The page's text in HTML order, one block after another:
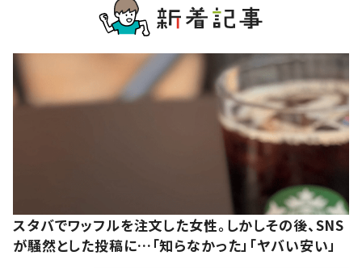
スタバでワッフルを注文した女性。しかしその後、SNS
が騒然とした投稿に…「知らなかった」「ヤバい安い」